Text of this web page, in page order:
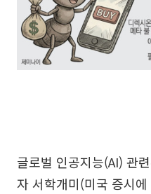
글로벌 인공지능(AI) 관
자 서학개미(미국 증시